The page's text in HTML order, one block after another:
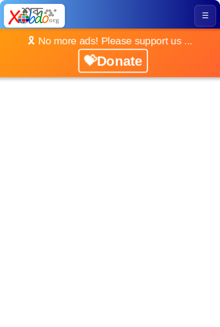
☰
🎗️ No more ads! Please support us ...
💝Donate